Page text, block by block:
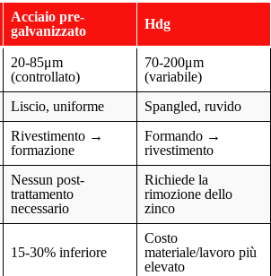
Acciaio pre-
galvanizzato
Hdg
20-85μm
(controllato)
70-200μm
(variabile)
Liscio, uniforme
Spangled, ruvido
Rivestimento →
formazione
Formando →
rivestimento
Nessun post-
trattamento
necessario
Richiede la
rimozione dello
zinco
15-30% inferiore
Costo
materiale/lavoro più
elevato